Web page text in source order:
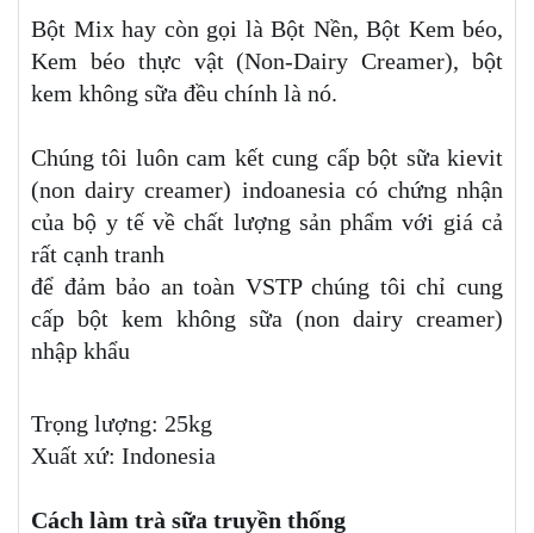
Bột Mix hay còn gọi là Bột Nền, Bột Kem béo,
Kem béo thực vật (Non-Dairy Creamer), bột
kem không sữa đều chính là nó.
Chúng tôi luôn cam kết cung cấp bột sữa kievit
(non dairy creamer) indoanesia có chứng nhận
của bộ y tế về chất lượng sản phẩm với giá cả
rất cạnh tranh
để đảm bảo an toàn VSTP chúng tôi chỉ cung
cấp bột kem không sữa (non dairy creamer)
nhập khẩu
Trọng lượng: 25kg
Xuất xứ: Indonesia
Cách làm trà sữa truyền thống